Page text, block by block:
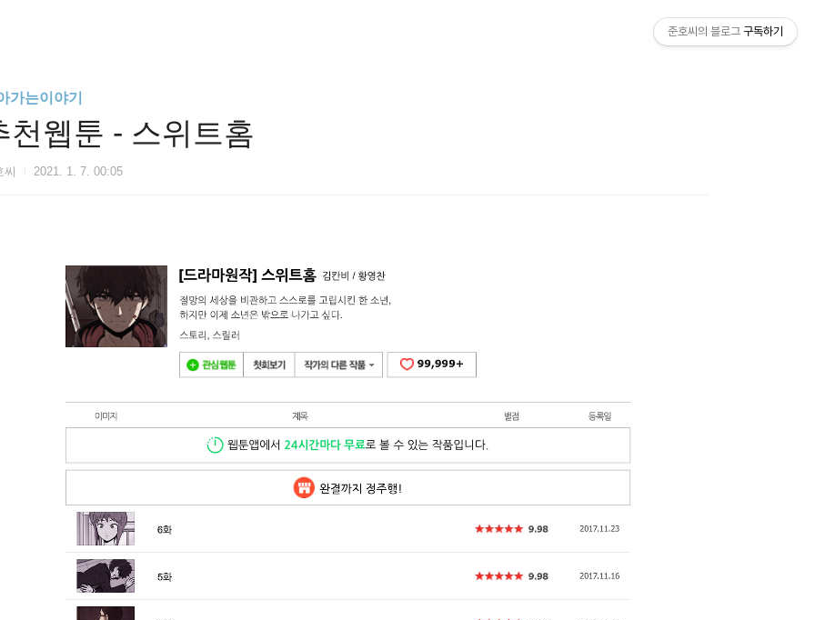
가는이야기
천웹툰 - 스위트홈
2021. 1. 7. 00:05
준호씨의 블로그 구독하기